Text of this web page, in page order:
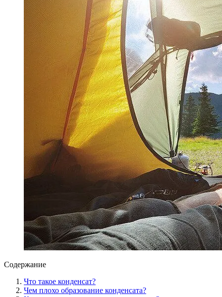
Содержание
Что такое конденсат?
Чем плохо образование конденсата?